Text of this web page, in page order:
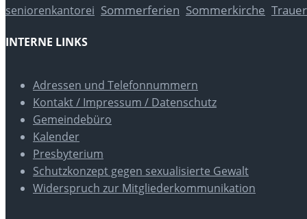
seniorenkantorei Sommerferien Sommerkirche Trauer
INTERNE LINKS
Adressen und Telefonnummern
Kontakt / Impressum / Datenschutz
Gemeindebüro
Kalender
Presbyterium
Schutzkonzept gegen sexualisierte Gewalt
Widerspruch zur Mitgliederkommunikation